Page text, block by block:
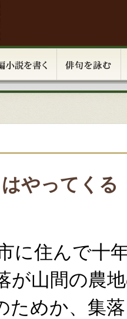
やってくる
に住んで十
が山間の農
ためか、集